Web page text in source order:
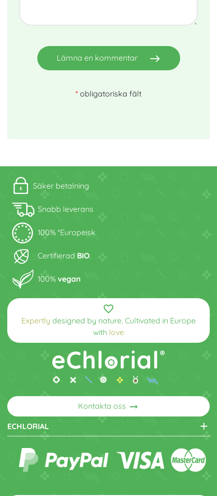
Lämna en kommentar east
* obligatoriska fält
Säker betalning
Snabb leverans
100% *Europeisk
Certifierad BIO.
100% vegan
favorite_border
Expertly designed by nature. Cultivated in Europe
with love
Kontakta oss arrow_right_alt
ECHLORIAL add